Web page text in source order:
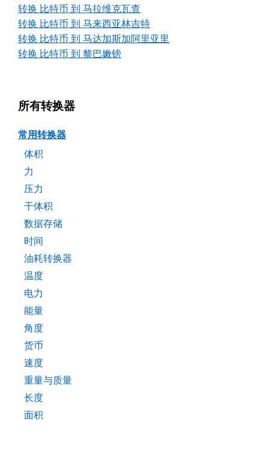
转换 比特币 到 马拉维克瓦查
转换 比特币 到 马来西亚林吉特
转换 比特币 到 马达加斯加阿里亚里
转换 比特币 到 黎巴嫩镑
所有转换器
常用转换器
体积
力
压力
干体积
数据存储
时间
油耗转换器
温度
电力
能量
角度
货币
速度
重量与质量
长度
面积